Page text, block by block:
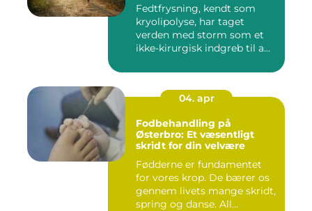
Fedtfrysning, kendt som
kryolipolyse, har taget
verden med storm som et
ikke-kirurgisk indgreb til a...
04. apr
Fodbehandling på
Østerbro: Et væsentligt
skridt for din velvære
Fødderne er fundamentet
for vores krop. De bærer os
gennem livets mange skridt,
spring og danse. All...